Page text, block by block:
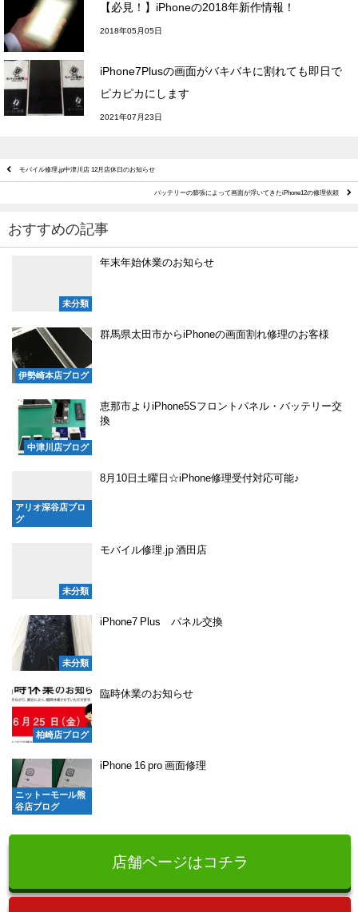
【必見！】iPhoneの2018年新作情報！
2018年05月05日
iPhone7Plusの画面がバキバキに割れても即日で
ピカピカにします
2021年07月23日
モバイル修理.jp中津川店 12月店休日のお知らせ
バッテリーの膨張によって画面が浮いてきたiPhone12の修理依頼
おすすめの記事
未分類
年末年始休業のお知らせ
伊勢崎本店ブログ
群馬県太田市からiPhoneの画面割れ修理のお客様
中津川店ブログ
恵那市よりiPhone5Sフロントパネル・バッテリー交
換
アリオ深谷店ブロ
グ
8月10日土曜日☆iPhone修理受付対応可能♪
未分類
モバイル修理.jp 酒田店
未分類
iPhone7 Plus パネル交換
柏崎店ブログ
臨時休業のお知らせ
ニットーモール熊
谷店ブログ
iPhone 16 pro 画面修理
店舗ページはコチラ